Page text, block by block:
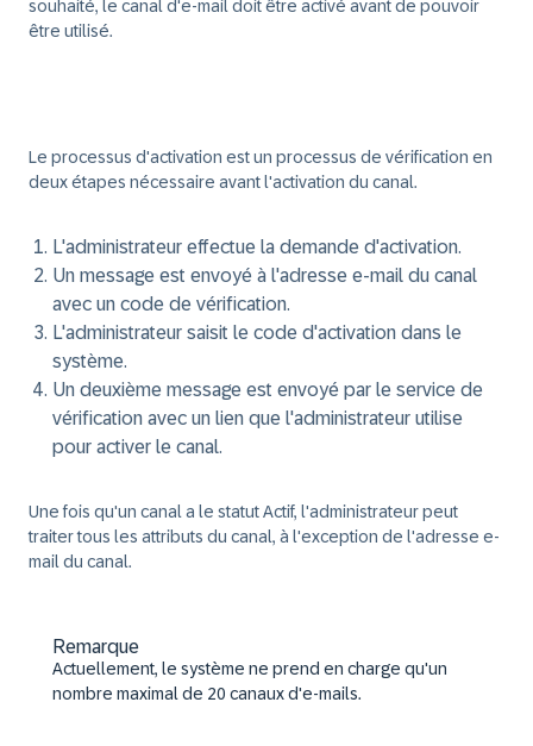
souhaité, le canal d'e-mail doit être activé avant de pouvoir
être utilisé.
Le processus d'activation est un processus de vérification en
deux étapes nécessaire avant l'activation du canal.
L'administrateur effectue la demande d'activation.
Un message est envoyé à l'adresse e-mail du canal
avec un code de vérification.
L'administrateur saisit le code d'activation dans le
système.
Un deuxième message est envoyé par le service de
vérification avec un lien que l'administrateur utilise
pour activer le canal.
Une fois qu'un canal a le statut Actif, l'administrateur peut
traiter tous les attributs du canal, à l'exception de l'adresse e-
mail du canal.
Remarque
Actuellement, le système ne prend en charge qu'un
nombre maximal de 20 canaux d'e-mails.